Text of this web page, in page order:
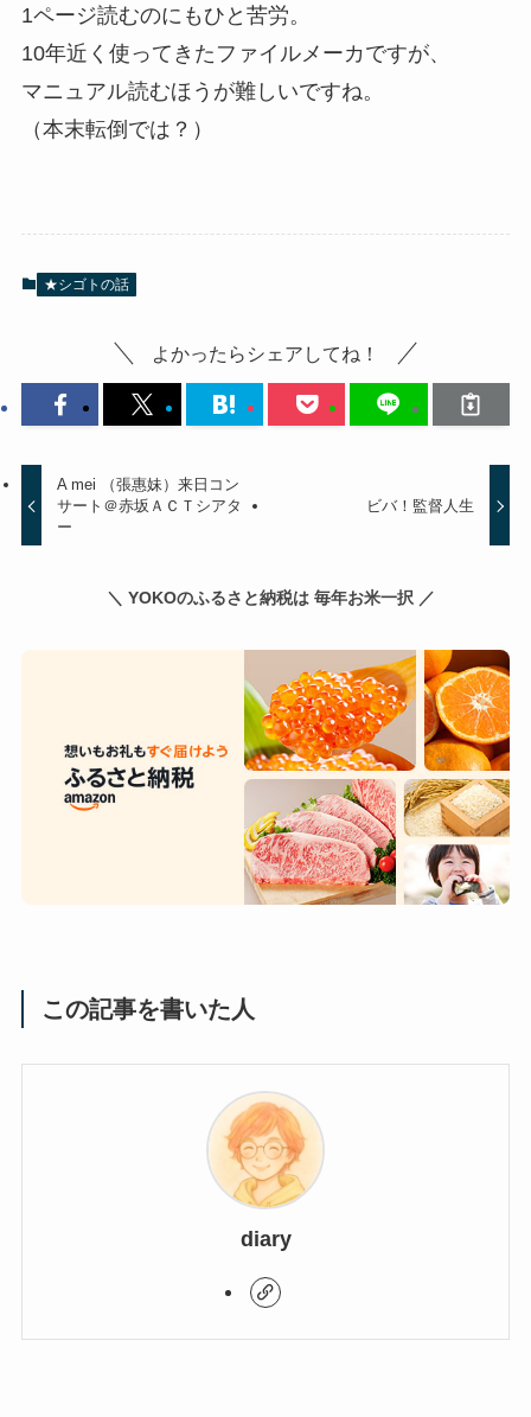
1ページ読むのにもひと苦労。
10年近く使ってきたファイルメーカですが、
マニュアル読むほうが難しいですね。
（本末転倒では？）
★シゴトの話
よかったらシェアしてね！
A mei （張惠妹）来日コン
サート＠赤坂ＡＣＴシアタ
ー
ビバ！監督人生
＼ YOKOのふるさと納税は 毎年お米一択 ／
この記事を書いた人
diary